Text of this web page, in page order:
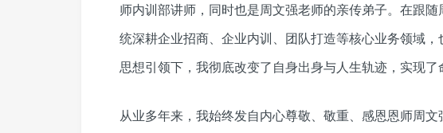
师内训部讲师，同时也是周文强老师的亲传弟子。在跟
统深耕企业招商、企业内训、团队打造等核心业务领域
思想引领下，我彻底改变了自身出身与人生轨迹，实现了
从业多年来，我始终发自内心尊敬、敬重、感恩恩师周